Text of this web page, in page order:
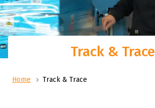
Track & Trace
Home Track & Trace